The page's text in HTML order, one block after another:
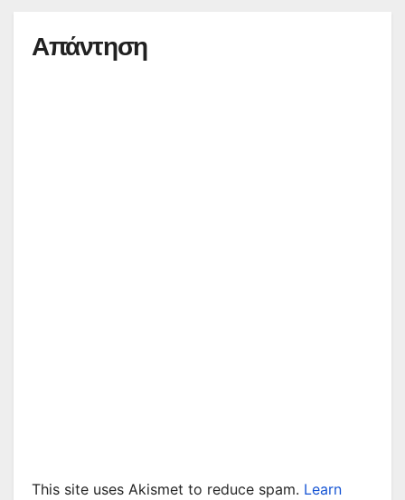
Απάντηση
This site uses Akismet to reduce spam. Learn